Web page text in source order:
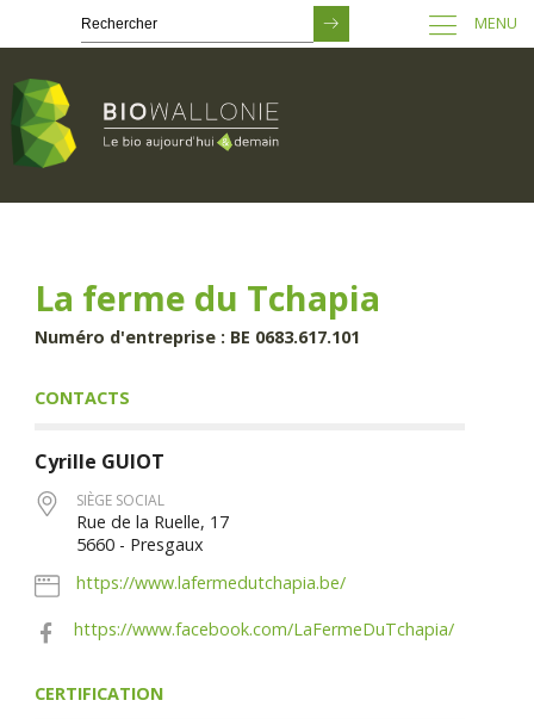
principal
MENU
La ferme du Tchapia
Numéro d'entreprise : BE 0683.617.101
CONTACTS
Cyrille GUIOT
SIÈGE SOCIAL
Rue de la Ruelle, 17
5660 - Presgaux
https://www.lafermedutchapia.be/
https://www.facebook.com/LaFermeDuTchapia/
CERTIFICATION